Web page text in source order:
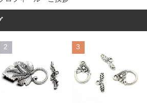
2 3